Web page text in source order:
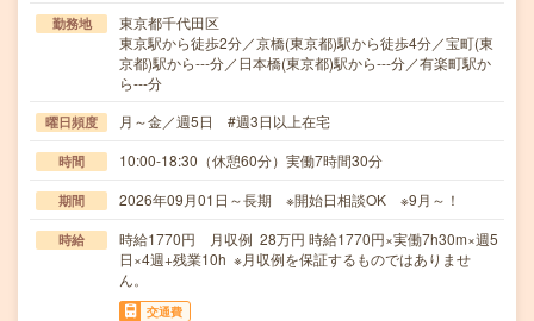
勤務地
東京都千代田区
東京駅から徒歩2分／京橋(東京都)駅から徒歩4分／宝町(東
京都)駅から---分／日本橋(東京都)駅から---分／有楽町駅か
ら---分
曜日頻度 月～金／週5日 #週3日以上在宅
時間 10:00-18:30（休憩60分）実働7時間30分
期間 2026年09月01日～長期 ※開始日相談OK ※9月～！
時給
時給1770円 月収例 28万円 時給1770円×実働7h30m×週5
日×4週+残業10h ※月収例を保証するものではありませ
ん。
交通費